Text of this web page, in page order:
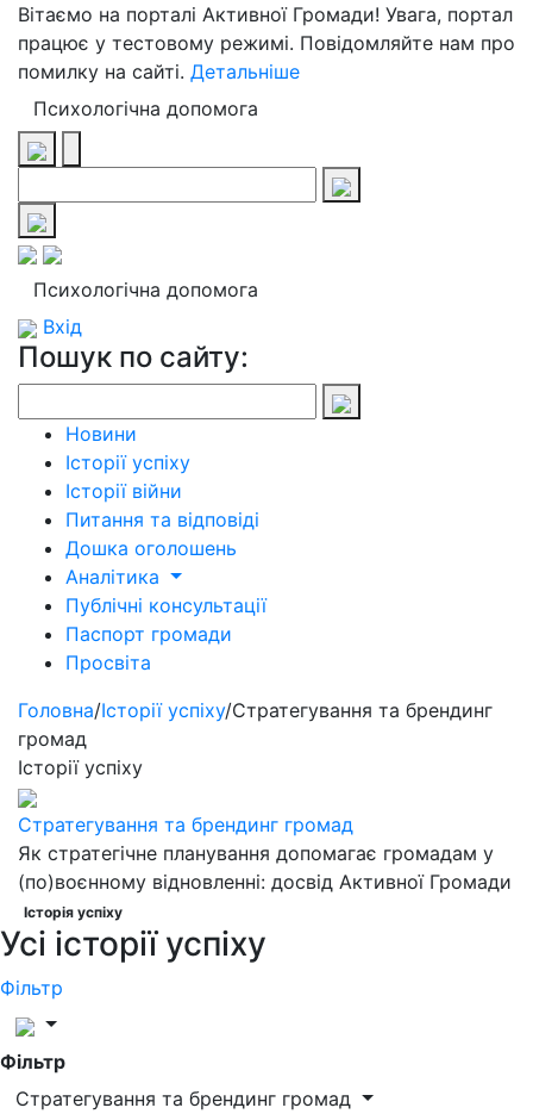
Вітаємо на порталі Активної Громади! Увага, портал
працює у тестовому режимі. Повідомляйте нам про
помилку на сайті. Детальніше
Психологічна допомога
Психологічна допомога
Вхід
Пошук по сайту:
Новини
Історії успіху
Історії війни
Питання та відповіді
Дошка оголошень
Аналітика
Публічні консультації
Паспорт громади
Просвіта
Головна/Історії успіху/Стратегування та брендинг
громад
Історії успіху
Стратегування та брендинг громад
Як стратегічне планування допомагає громадам у
(по)воєнному відновленні: досвід Активної Громади
Історія успіху
Усі історії успіху
Фільтр
Фільтр
Стратегування та брендинг громад